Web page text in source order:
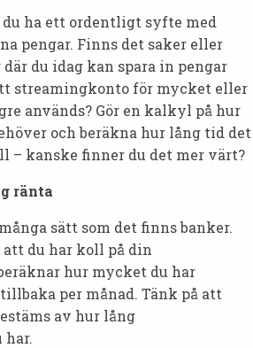
du ha ett ordentligt syfte med
pengar. Finns det saker eller
du idag kan spara in pengar
streamingkonto för mycket eller
används? Gör en kalkyl på hur
och beräkna hur lång tid det
– kanske finner du det mer värt?
ränta
sätt som det finns banker.
du har koll på din
hur mycket du har
per månad. Tänk på att
av hur lång
har.